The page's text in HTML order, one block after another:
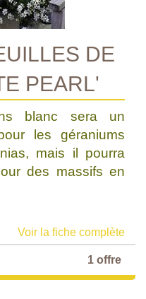
DE
PEARL'
blanc sera un
les géraniums
mais il pourra
des massifs en
Voir la fiche complète
1 offre